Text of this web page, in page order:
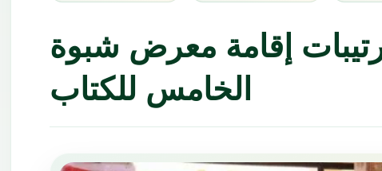
إقامة معرض شبوة
الخامس للكتاب